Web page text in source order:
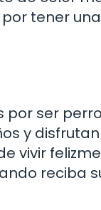
tener
por ser
y
vivir
reciba